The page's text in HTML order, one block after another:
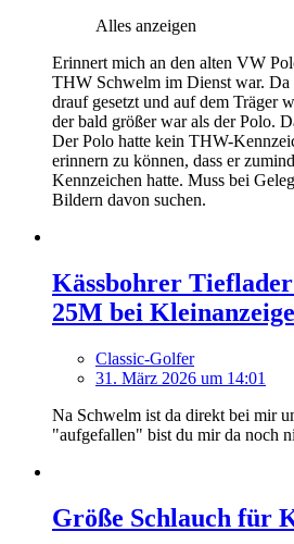
Alles anzeigen
Erinnert mich an den alten VW
THW Schwelm im Dienst war. Da
drauf gesetzt und auf dem Träger
der bald größer war als der Polo.
Der Polo hatte kein THW-
erinnern zu können, dass er
Kennzeichen hatte. Muss bei
Bildern davon suchen.
Kässbohrer
25M bei
Classic-Golfer
31. März 2026 um 14:01
Na Schwelm ist da direkt bei mir
"aufgefallen" bist du mir da noch
Größe Schlauch für